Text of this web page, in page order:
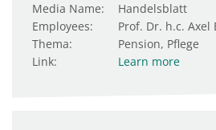
Media Name:
Handelsblatt
Employees:
Prof. Dr. h.c. Axel
Thema:
Pension, Pflege
Link:
Learn more